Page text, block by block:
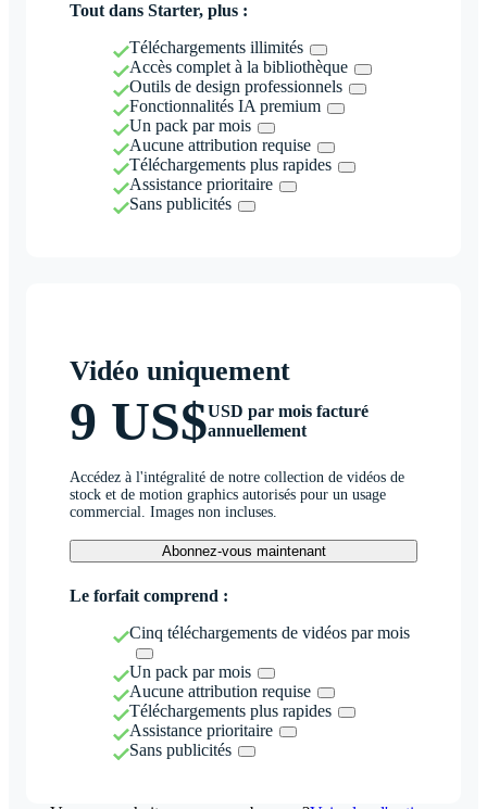
Tout dans Starter, plus :
Téléchargements illimités
Accès complet à la bibliothèque
Outils de design professionnels
Fonctionnalités IA premium
Un pack par mois
Aucune attribution requise
Téléchargements plus rapides
Assistance prioritaire
Sans publicités
Vidéo uniquement
9 US$USD par mois facturé
annuellement
Accédez à l'intégralité de notre collection de vidéos de
stock et de motion graphics autorisés pour un usage
commercial. Images non incluses.
Abonnez-vous maintenant
Le forfait comprend :
Cinq téléchargements de vidéos par mois
Un pack par mois
Aucune attribution requise
Téléchargements plus rapides
Assistance prioritaire
Sans publicités